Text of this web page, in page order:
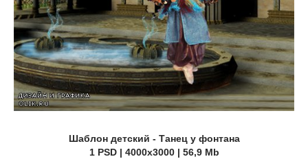
Шаблон детский - Танец у фонтана
1 PSD | 4000х3000 | 56,9 Mb